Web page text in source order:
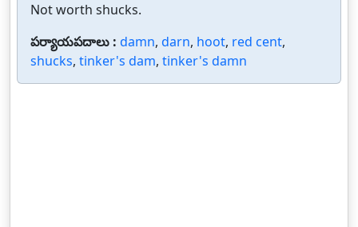
Not worth shucks.
పర్యాయపదాలు : damn, darn, hoot, red cent,
shucks, tinker's dam, tinker's damn